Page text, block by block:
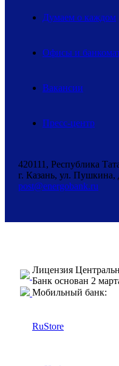
Думаем о каждом
Офисы и
Вакансии
Пресс-центр
420111, Республика
г. Казань, ул. Пушкина,
post@energobank.ru
Лицензия
Банк основан 2
Мобильный банк:
RuStore